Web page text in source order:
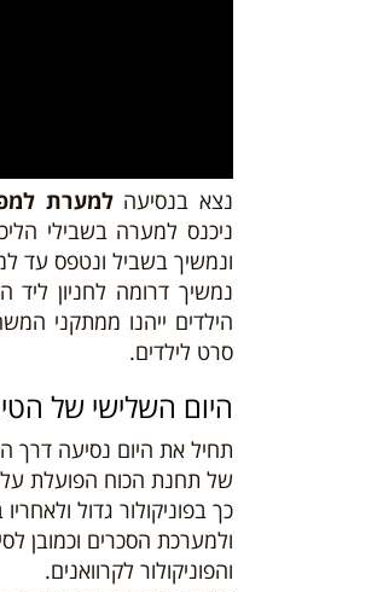
נצא בנסיעהלמערת
ניכנס למערה בשבילי
ונמשיך בשביל ונטפס עד
נמשיך דרומה לחניון
הילדים ייהנו ממתקני
סרט לילדים.
היום השלישי של הטיול
תחיל את היום נסיעה דרך
של תחנת הכוח הפועלת על
כך בפוניקולור גדול
ולמערכת הסכרים וכמובן
והפוניקולור לקרוואנים.